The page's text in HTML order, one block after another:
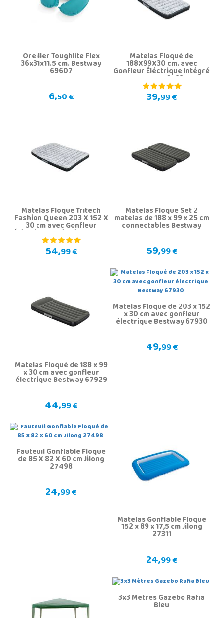
Oreiller Toughlite Flex
36x31x11.5 cm. Bestway
69607
6,50 €
Matelas Floqué de
188X99X30 cm. avec
Gonfleur Éléctrique Intégré
Bestway 67834
39,99 €
Matelas Floqué Tritech
Fashion Queen 203 X 152 X
30 cm avec Gonfleur
Éléctrique Intégré Bestway
67836
54,99 €
Matelas Floqué Set 2
matelas de 188 x 99 x 25 cm
connectables Bestway
67922
59,99 €
Matelas Floqué de 188 x 99
x 30 cm avec gonfleur
électrique Bestway 67929
44,99 €
Matelas Floqué de 203 x 152
x 30 cm avec gonfleur
électrique Bestway 67930
49,99 €
Fauteuil Gonflable Floqué
de 85 X 82 X 60 cm Jilong
27498
24,99 €
Matelas Gonflable Floqué
152 x 89 x 17,5 cm Jilong
27311
24,99 €
3x3 Mètres Gazebo Rafia
Bleu